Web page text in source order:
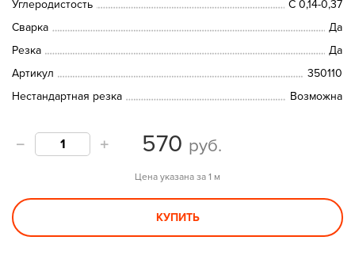
Углеродистость
С 0,14-0,37
Сварка
Да
Резка
Да
Артикул
350110
Нестандартная резка
Возможна
570 руб.
Цена указана за 1 м
КУПИТЬ